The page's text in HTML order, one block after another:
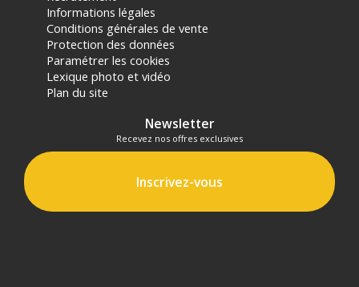
Informations légales
Conditions générales de vente
Protection des données
Paramétrer les cookies
Lexique photo et vidéo
Plan du site
Newsletter
Recevez nos offres exclusives
Inscrivez-vous